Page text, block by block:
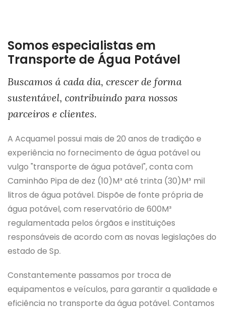
Somos especialistas em
Transporte de Água Potável
Buscamos á cada dia, crescer de forma
sustentável, contribuindo para nossos
parceiros e clientes.
A Acquamel possui mais de 20 anos de tradição e
experiência no fornecimento de água potável ou
vulgo "transporte de água potável", conta com
Caminhão Pipa de dez (10)M³ até trinta (30)M³ mil
litros de água potável. Dispõe de fonte própria de
água potável, com reservatório de 600M³
regulamentada pelos órgãos e instituições
responsáveis de acordo com as novas legislações do
estado de Sp.
Constantemente passamos por troca de
equipamentos e veículos, para garantir a qualidade e
eficiência no transporte da água potável. Contamos